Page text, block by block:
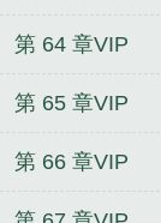
第 64 章VIP
第 65 章VIP
第 66 章VIP